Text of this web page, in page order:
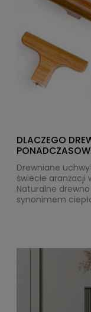
DLACZEGO
Drewniane
świecie aranżacji
Naturalne
synonimem
miękkości i
żaden materiał